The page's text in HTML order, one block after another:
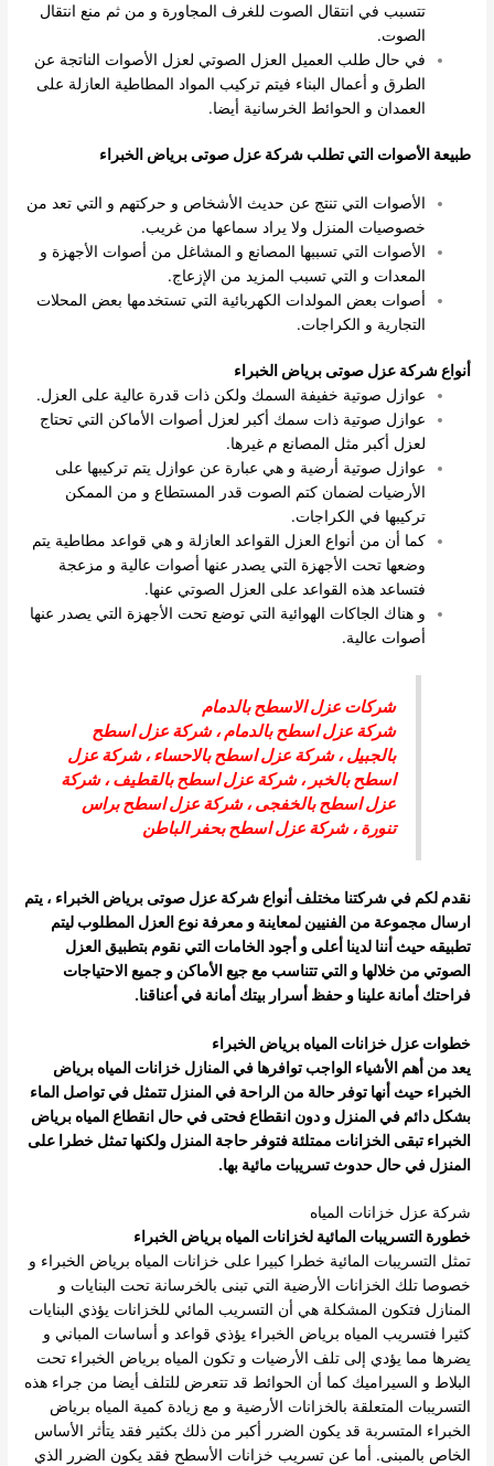
تتسبب في انتقال الصوت للغرف المجاورة و من ثم منع انتقال
الصوت.
في حال طلب العميل العزل الصوتي لعزل الأصوات الناتجة عن
الطرق و أعمال البناء فيتم تركيب المواد المطاطية العازلة على
العمدان و الحوائط الخرسانية أيضا.
طبيعة الأصوات التي تطلب شركة عزل صوتى برياض الخبراء
الأصوات التي تنتج عن حديث الأشخاص و حركتهم و التي تعد من
خصوصيات المنزل ولا يراد سماعها من غريب.
الأصوات التي تسببها المصانع و المشاغل من أصوات الأجهزة و
المعدات و التي تسبب المزيد من الإزعاج.
أصوات بعض المولدات الكهربائية التي تستخدمها بعض المحلات
التجارية و الكراجات.
أنواع شركة عزل صوتى برياض الخبراء
عوازل صوتية خفيفة السمك ولكن ذات قدرة عالية على العزل.
عوازل صوتية ذات سمك أكبر لعزل أصوات الأماكن التي تحتاج
لعزل أكبر مثل المصانع م غيرها.
عوازل صوتية أرضية و هي عبارة عن عوازل يتم تركيبها على
الأرضيات لضمان كتم الصوت قدر المستطاع و من الممكن
تركيبها في الكراجات.
كما أن من أنواع العزل القواعد العازلة و هي قواعد مطاطية يتم
وضعها تحت الأجهزة التي يصدر عنها أصوات عالية و مزعجة
فتساعد هذه القواعد على العزل الصوتي عنها.
و هناك الجاكات الهوائية التي توضع تحت الأجهزة التي يصدر عنها
أصوات عالية.
شركات عزل الاسطح بالدمام
شركة عزل اسطح بالدمام،شركة عزل اسطح
بالجبيل،شركة عزل اسطح بالاحساء،شركة عزل
اسطح بالخبر ،شركة عزل اسطح بالقطيف،شركة
عزل اسطح بالخفجى، شركة عزل اسطح براس
تنورة ،شركة عزل اسطح بحفر الباطن
نقدم لكم في شركتنا مختلف أنواع شركة عزل صوتى برياض الخبراء ، يتم
ارسال مجموعة من الفنيين لمعاينة و معرفة نوع العزل المطلوب ليتم
تطبيقه حيث أننا لدينا أعلى و أجود الخامات التي نقوم بتطبيق العزل
الصوتي من خلالها و التي تتناسب مع جيع الأماكن و جميع الاحتياجات
فراحتك أمانة علينا و حفظ أسرار بيتك أمانة في أعناقنا.
خطوات عزل خزانات المياه برياض الخبراء
يعد من أهم الأشياء الواجب توافرها في المنازل خزانات المياه برياض
الخبراء حيث أنها توفر حالة من الراحة في المنزل تتمثل في تواصل الماء
بشكل دائم في المنزل و دون انقطاع فحتى في حال انقطاع المياه برياض
الخبراء تبقى الخزانات ممتلئة فتوفر حاجة المنزل ولكنها تمثل خطرا على
المنزل في حال حدوث تسريبات مائية بها.
شركة عزل خزانات المياه
خطورة التسريبات المائية لخزانات المياه برياض الخبراء
تمثل التسريبات المائية خطرا كبيرا على خزانات المياه برياض الخبراء و
خصوصا تلك الخزانات الأرضية التي تبنى بالخرسانة تحت البنايات و
المنازل فتكون المشكلة هي أن التسريب المائي للخزانات يؤذي البنايات
كثيرا فتسريب المياه برياض الخبراء يؤذي قواعد و أساسات المباني و
يضرها مما يؤدي إلى تلف الأرضيات و تكون المياه برياض الخبراء تحت
البلاط و السيراميك كما أن الحوائط قد تتعرض للتلف أيضا من جراء هذه
التسريبات المتعلقة بالخزانات الأرضية و مع زيادة كمية المياه برياض
الخبراء المتسربة قد يكون الضرر أكبر من ذلك بكثير فقد يتأثر الأساس
الخاص بالمبنى. أما عن تسريب خزانات الأسطح فقد يكون الضرر الذي